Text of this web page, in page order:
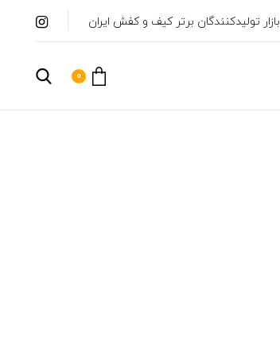
بازار تولیدکنندگان برتر کیف و کفش ایران
0